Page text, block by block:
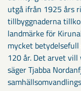
utgå ifrån 1925 års
tillbyggnaderna
landmärke för
mycket
120 år. Det arvet
säger Tjabba